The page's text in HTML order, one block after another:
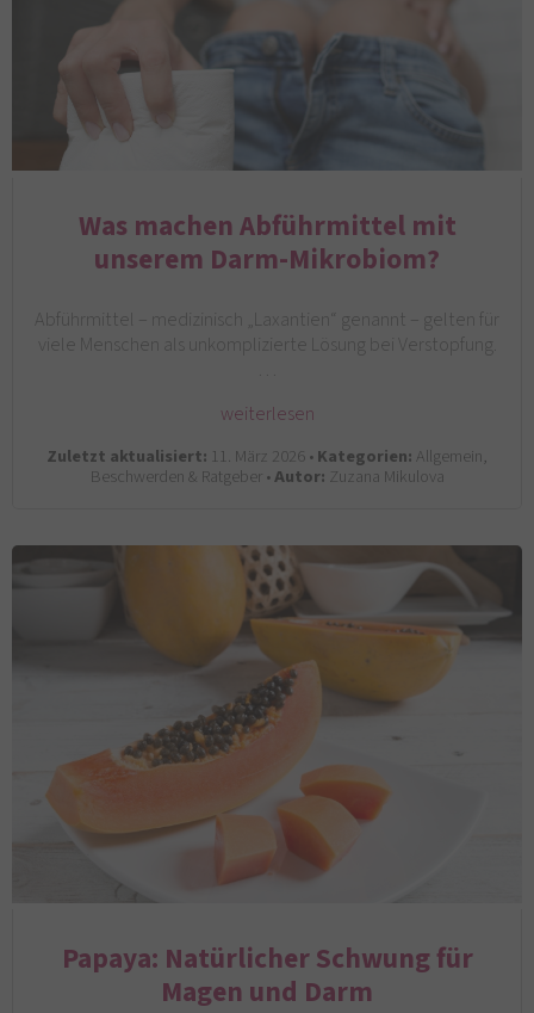
Was machen Abführmittel mit
unserem Darm-Mikrobiom?
Abführmittel – medizinisch „Laxantien“ genannt – gelten für
viele Menschen als unkomplizierte Lösung bei Verstopfung.
weiterlesen
Zuletzt aktualisiert: 11. März 2026 •Kategorien: Allgemein,
Beschwerden & Ratgeber •Autor: Zuzana Mikulova
Papaya: Natürlicher Schwung für
Magen und Darm